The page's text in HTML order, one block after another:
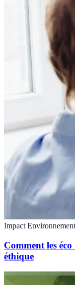
Impact
Comment les
éthique